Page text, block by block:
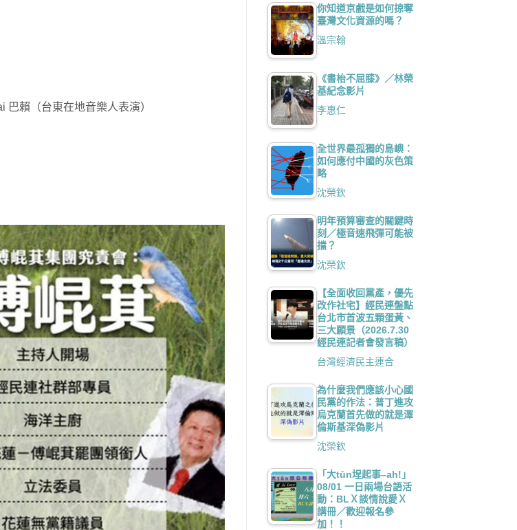
賴（台東在地音樂人表演）
你知道京戲是如何掠奪
臺灣文化資源的嗎？
溫宗翰
《書枱不屈膝》／林榮
基紀念影片
李惠仁
全世界最孤獨的島嶼：
如何應付中國的灰色策
略
沈榮欽
明年預算審查的關鍵時
刻／極音速飛彈可能被
擋？
沈榮欽
【全面收回黨產，優先
改作社宅】經民連盤點
台北市首波五顆蛋黃、
三大願景（2026.7.30
經民連記者會發言稿）
台灣經濟民主連合
為什麼我們應該小心國
民黨的作法：普丁進攻
烏克蘭首先做的就是澤
倫斯基深偽影片
沈榮欽
「大tūn埕起事–ah!」
08/01 一日兩場台語活
動：BLＸ談情說愛Ｘ
講冊／歡迎報名參
加！！